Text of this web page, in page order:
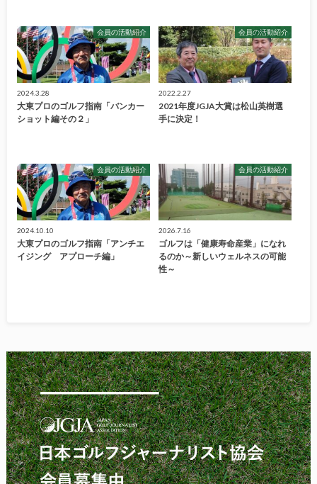
会員の活動紹介
2024.3.28
大東プロのゴルフ指南「バンカー
ショット編その２」
会員の活動紹介
2022.2.27
2021年度JGJA大賞は松山英樹選
手に決定！
会員の活動紹介
2024.10.10
大東プロのゴルフ指南「アンチエ
イジング アプローチ編」
会員の活動紹介
2026.7.16
ゴルフは「健康寿命産業」になれ
るのか～新しいウェルネスの可能
性～